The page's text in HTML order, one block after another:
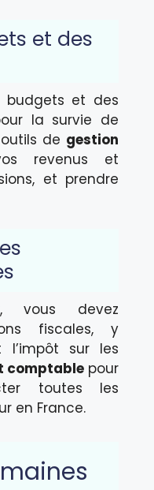
et des
budgets et des
la survie de
de gestion
revenus et
et prendre
vous devez
fiscales, y
l’impôt sur les
comptablepour
toutes les
en France.